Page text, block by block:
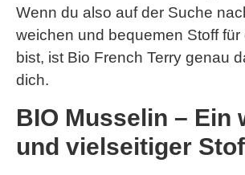
Wenn du also auf der Suche
weichen und bequemen Stoff für
bist, ist Bio French Terry genau
dich.
BIO Musselin – Ein
und vielseitiger